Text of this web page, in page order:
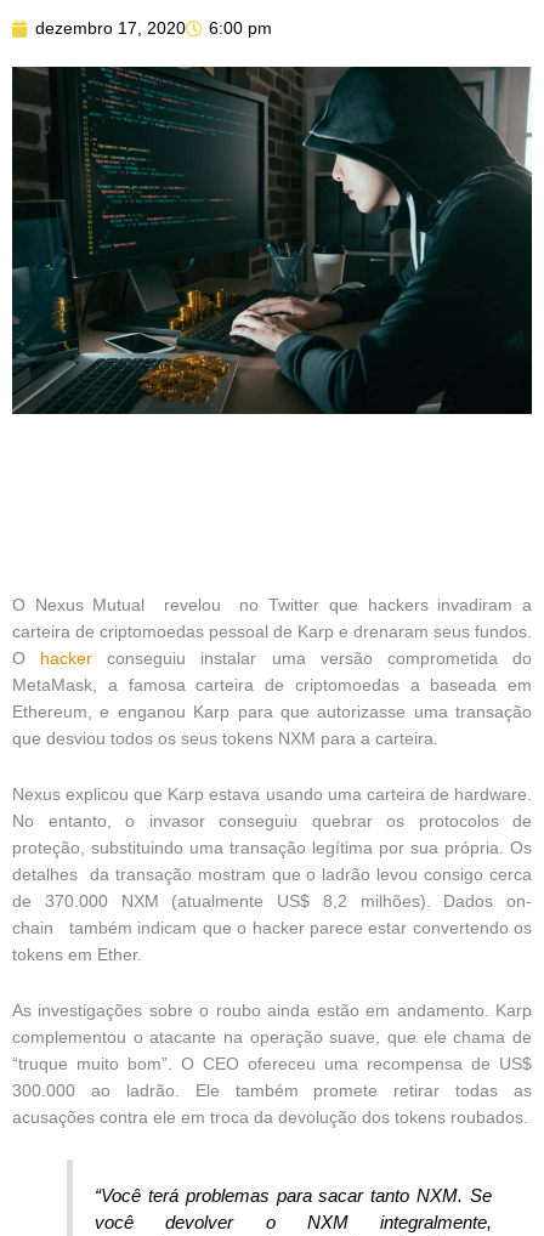
dezembro 17, 2020 6:00 pm
O Nexus Mutual revelou no Twitter que hackers invadiram a
carteira de criptomoedas pessoal de Karp e drenaram seus fundos.
O hacker conseguiu instalar uma versão comprometida do
MetaMask, a famosa carteira de criptomoedas a baseada em
Ethereum, e enganou Karp para que autorizasse uma transação
que desviou todos os seus tokens NXM para a carteira.
Nexus explicou que Karp estava usando uma carteira de hardware.
No entanto, o invasor conseguiu quebrar os protocolos de
proteção, substituindo uma transação legítima por sua própria. Os
detalhes da transação mostram que o ladrão levou consigo cerca
de 370.000 NXM (atualmente US$ 8,2 milhões). Dados on-
chain também indicam que o hacker parece estar convertendo os
tokens em Ether.
As investigações sobre o roubo ainda estão em andamento. Karp
complementou o atacante na operação suave, que ele chama de
“truque muito bom”. O CEO ofereceu uma recompensa de US$
300.000 ao ladrão. Ele também promete retirar todas as
acusações contra ele em troca da devolução dos tokens roubados.
“Você terá problemas para sacar tanto NXM. Se
você devolver o NXM integralmente,